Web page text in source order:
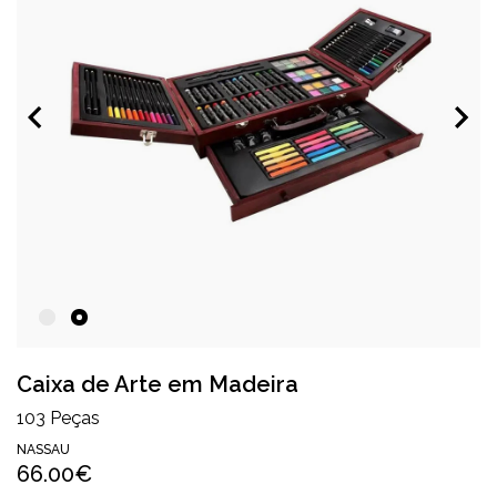
Caixa de Arte em Madeira
103 Peças
NASSAU
66.00€